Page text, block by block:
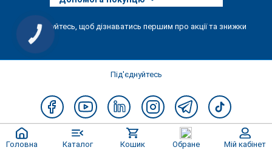
Підписуйтесь, щоб дізнаватись першим про акції та знижки
Під'єднуйтесь
Головна Каталог Кошик Обране Мій кабінет
КНОПКА
ЗВ'ЯЗКУ